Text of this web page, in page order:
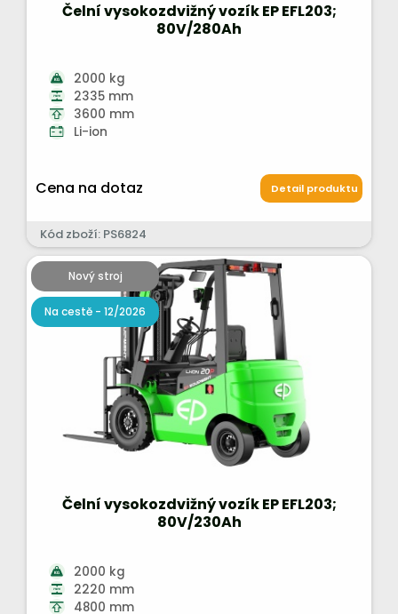
Čelní vysokozdvižný vozík EP EFL203;
80V/280Ah
2000 kg
2335 mm
3600 mm
Li-ion
Cena na dotaz Detail produktu
Kód zboží: PS6824
Nový stroj
Na cestě - 12/2026
Čelní vysokozdvižný vozík EP EFL203;
80V/230Ah
2000 kg
2220 mm
4800 mm